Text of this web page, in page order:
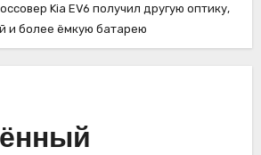
Kia EV6 получил другую оптику,
и более ёмкую батарею